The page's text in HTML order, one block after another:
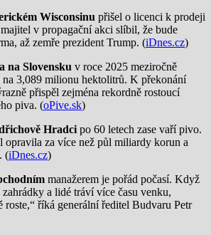
Wisconsinu přišel o licenci k prodeji
v propagační akci slíbil, že bude
až zemře prezident Trump. (iDnes.cz)
na Slovensku v roce 2025 meziročně
na 3,089 milionu hektolitrů. K překonání
přispěl zejména rekordně rostoucí
piva. (oPive.sk)
Hradcipo 60 letech zase vaří pivo.
opravila za více než půl miliardy korun a
(iDnes.cz)
manažerem je pořád počasí. Když
a lidé tráví více času venku,
roste,“ říká generální ředitel Budvaru Petr